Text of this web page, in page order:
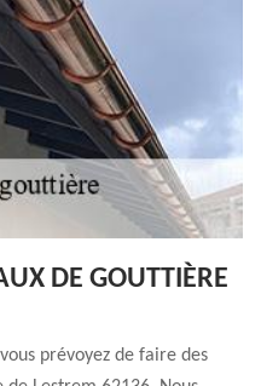
DE GOUTTIÈRE
prévoyez de faire des